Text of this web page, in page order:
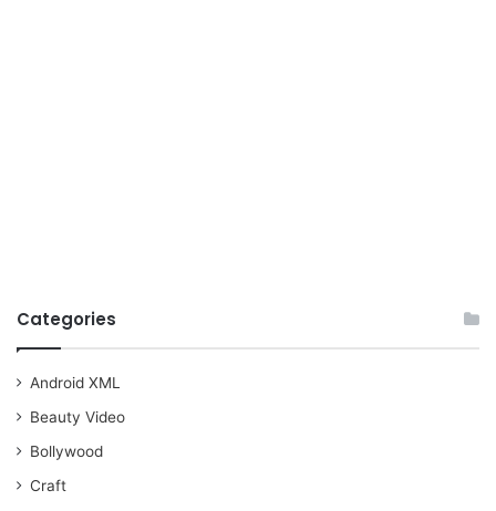
Categories
Android XML
Beauty Video
Bollywood
Craft